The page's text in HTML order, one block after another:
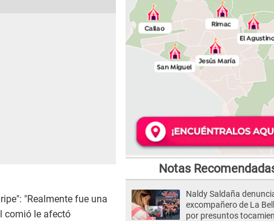
"Realmente fue una
comió le afectó
Notas
Naldy Saldaña
excompañero de La
por presuntos